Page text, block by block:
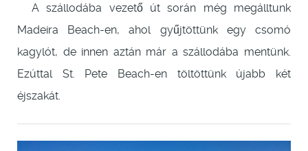
A szállodába vezető út során még megálltunk
Madeira Beach-en, ahol gyűjtöttünk egy csomó
kagylót, de innen aztán már a szállodába mentünk.
Ezúttal St. Pete Beach-en töltöttünk újabb két
éjszakát.